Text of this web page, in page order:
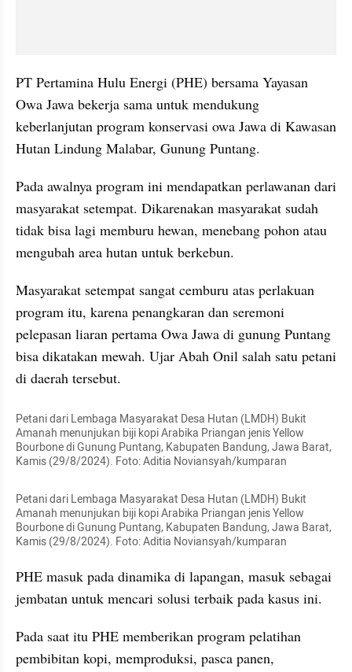
PT Pertamina Hulu Energi (PHE) bersama Yayasan
Owa Jawa bekerja sama untuk mendukung
keberlanjutan program konservasi owa Jawa di Kawasan
Hutan Lindung Malabar, Gunung Puntang.
Pada awalnya program ini mendapatkan perlawanan dari
masyarakat setempat. Dikarenakan masyarakat sudah
tidak bisa lagi memburu hewan, menebang pohon atau
mengubah area hutan untuk berkebun.
Masyarakat setempat sangat cemburu atas perlakuan
program itu, karena penangkaran dan seremoni
pelepasan liaran pertama Owa Jawa di gunung Puntang
bisa dikatakan mewah. Ujar Abah Onil salah satu petani
di daerah tersebut.
Petani dari Lembaga Masyarakat Desa Hutan (LMDH) Bukit
Amanah menunjukan biji kopi Arabika Priangan jenis Yellow
Bourbone di Gunung Puntang, Kabupaten Bandung, Jawa Barat,
Kamis (29/8/2024). Foto: Aditia Noviansyah/kumparan
Petani dari Lembaga Masyarakat Desa Hutan (LMDH) Bukit
Amanah menunjukan biji kopi Arabika Priangan jenis Yellow
Bourbone di Gunung Puntang, Kabupaten Bandung, Jawa Barat,
Kamis (29/8/2024). Foto: Aditia Noviansyah/kumparan
PHE masuk pada dinamika di lapangan, masuk sebagai
jembatan untuk mencari solusi terbaik pada kasus ini.
Pada saat itu PHE memberikan program pelatihan
pembibitan kopi, memproduksi, pasca panen,